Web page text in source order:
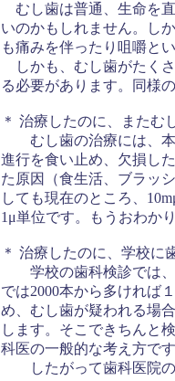
むし歯は普通、生命を
いのかもしれません。し
も痛みを伴ったり咀嚼と
しかも、むし歯がたく
る必要があります。同様
＊ 治療したのに、またむ
むし歯の治療には、本
進行を食い止め、欠損し
た原因（食生活、ブラッ
しても現在のところ、
1μ単位です。もうおわか
＊ 治療したのに、学校に
学校の歯科検診では、
では2000本から多ければ
め、むし歯が疑われる場
します。そこできちんと
科医の一般的な考え方で
したがって歯科医院の